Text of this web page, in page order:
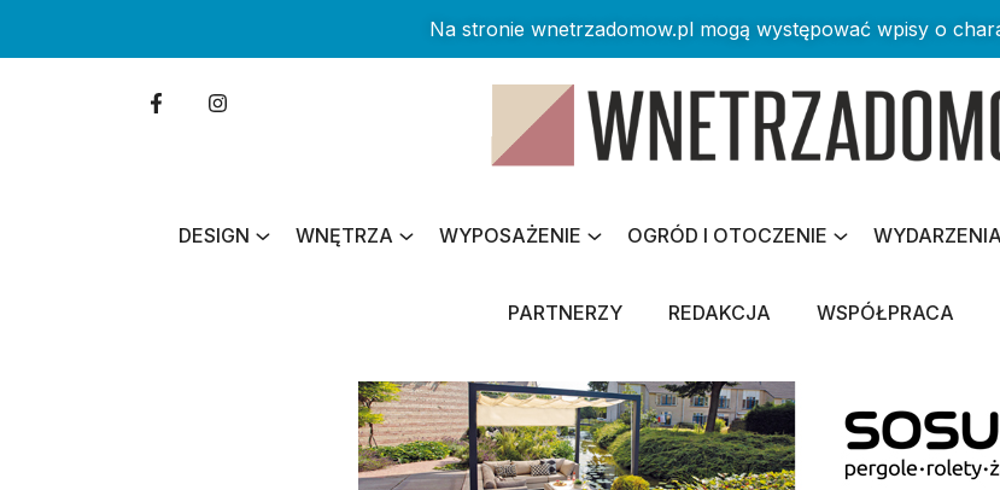
Na stronie wnetrzadomow.pl mogą występować wpisy o
DESIGN WNĘTRZA WYPOSAŻENIE OGRÓD I OTOCZENIE WYDARZENIA
PARTNERZY REDAKCJA WSPÓŁPRACA